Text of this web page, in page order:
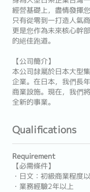
經營基礎上，盡情發揮
只有從零到一打造人氣
更是您作為未來核心幹
的絕佳跑道。
【公司簡介】
本公司隸屬於日本大型
企業。在日本，我們長
商業設施。現在，我們
全新的事業。
Qualifications
Requirement
【必需條件】
・日文：初級商業程度
・業務經驗2年以上